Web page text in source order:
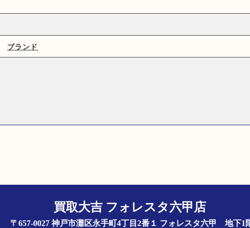
ブランド
買取大吉 フォレスタ六甲店
〒657-0027 神戸市灘区永手町4丁目2番１ フォレスタ六甲 地下